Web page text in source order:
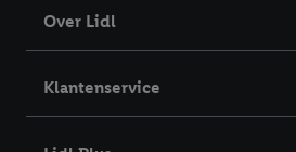
Over Lidl
Klantenservice